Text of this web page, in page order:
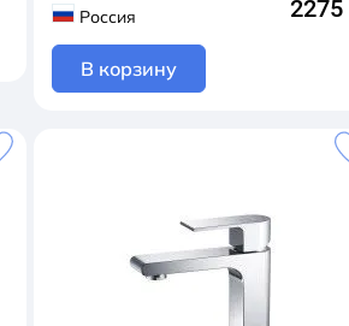
Россия 2275
В корзину